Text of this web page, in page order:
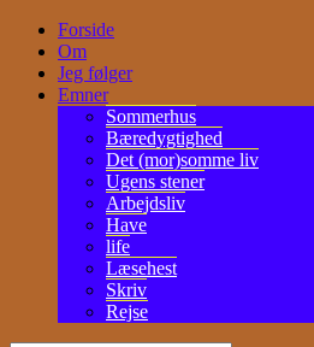
Forside
Om
Jeg følger
Emner
Sommerhus
Bæredygtighed
Det (mor)somme liv
Ugens stener
Arbejdsliv
Have
life
Læsehest
Skriv
Rejse